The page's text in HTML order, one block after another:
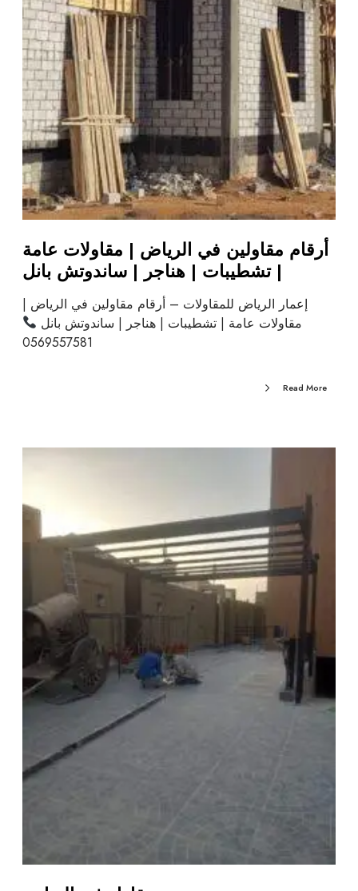
أرقام مقاولين في الرياض | مقاولات عامة
| تشطيبات | هناجر | ساندوتش بانل
إعمار الرياض للمقاولات – أرقام مقاولين في الرياض |
مقاولات عامة | تشطيبات | هناجر | ساندوتش بانل
0569557581
Read More